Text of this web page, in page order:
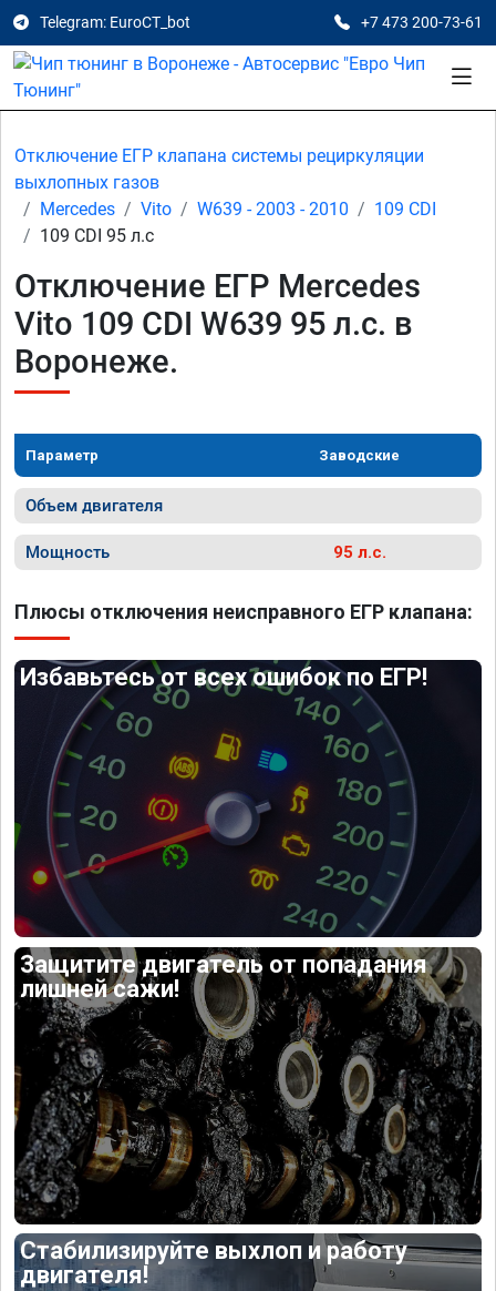
Telegram: EuroCT_bot +7 473 200-73-61
Отключение ЕГР клапана системы рециркуляции
выхлопных газов
Mercedes
Vito W639 - 2003 - 2010
109 CDI
109 CDI 95 л.с
Отключение ЕГР Mercedes
Vito 109 CDI W639 95 л.с. в
Воронеже.
Параметр Заводские
Объем двигателя
Мощность 95 л.с.
Плюсы отключения неисправного ЕГР клапана:
Избавьтесь от всех ошибок по ЕГР!
Защитите двигатель от попадания
лишней сажи!
Стабилизируйте выхлоп и работу
двигателя!